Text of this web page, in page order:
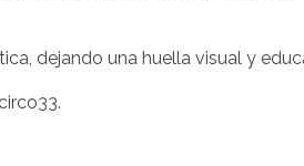
dejando una huella visual y
.